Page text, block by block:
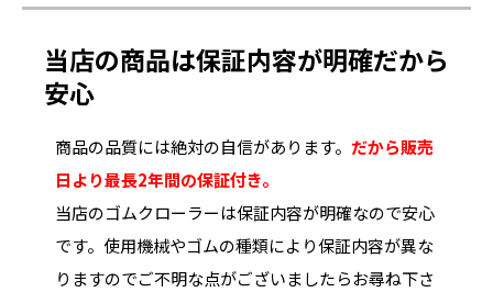
当店の商品は保証内容が明確だから
安心
商品の品質には絶対の自信があります。 だから販売
日より最長2年間の保証付き。
当店のゴムクローラーは保証内容が明確なので安心
です。使用機械やゴムの種類により保証内容が異な
りますのでご不明な点がございましたらお尋ね下さ